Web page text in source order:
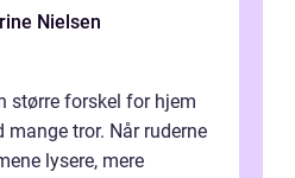
Nielsen
større forskel for hjem
mange tror. Når ruderne
lysere, mere